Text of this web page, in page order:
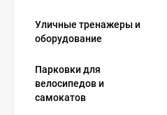
Уличные тренажеры и
оборудование
Парковки для
велосипедов и
самокатов